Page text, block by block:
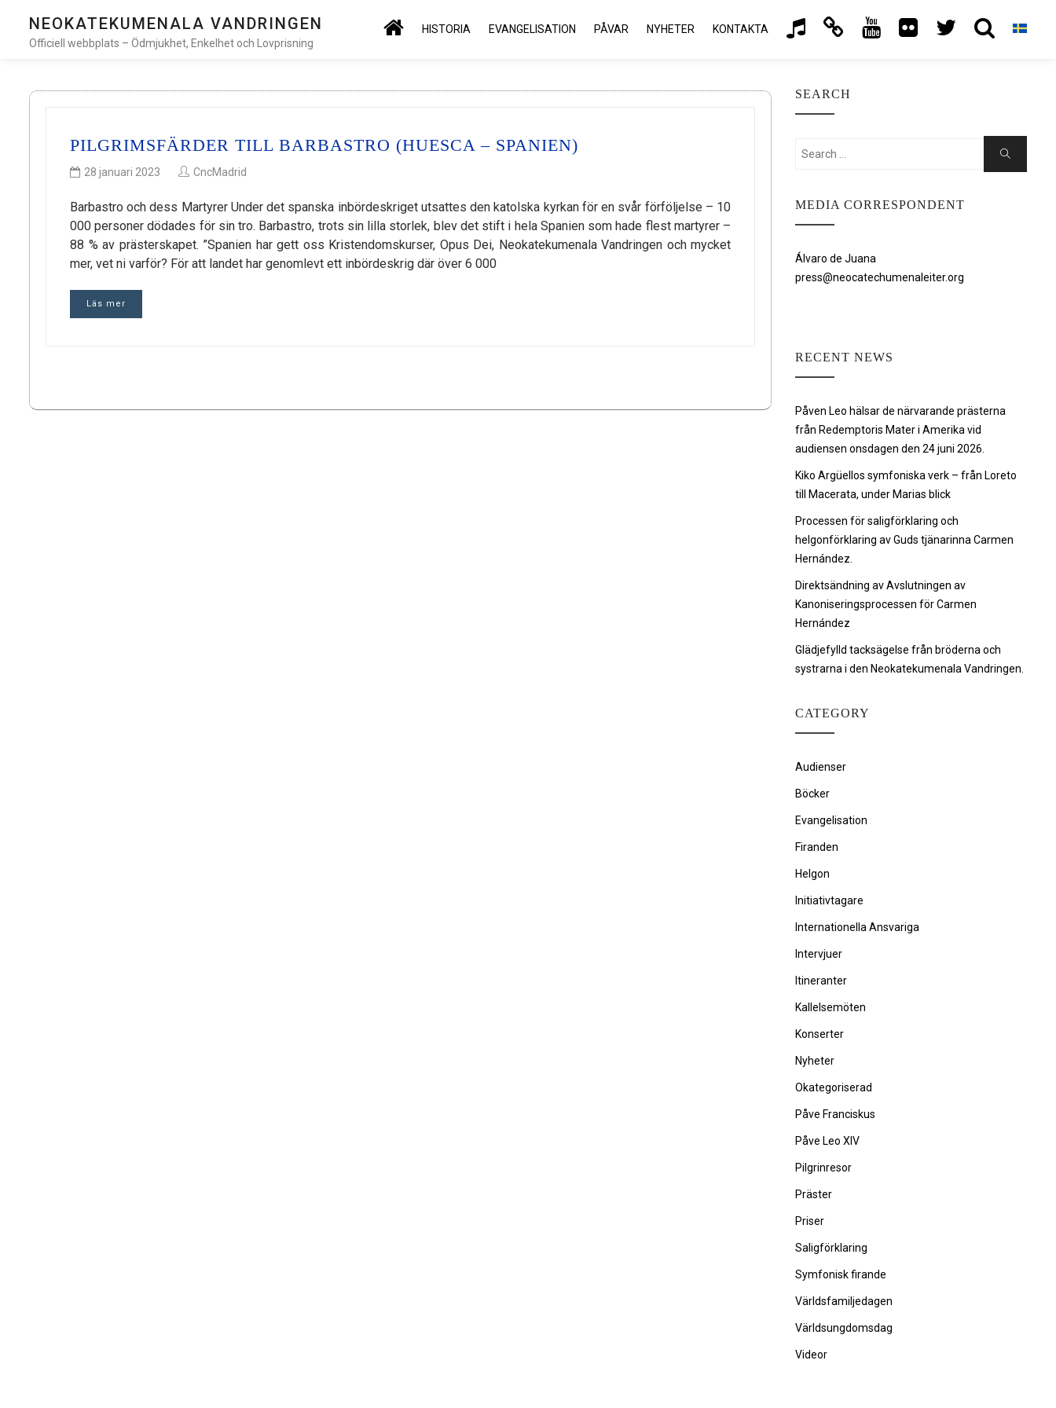
NEOKATEKUMENALA VANDRINGEN
Officiell webbplats – Ödmjukhet, Enkelhet och Lovprisning
HISTORIA EVANGELISATION PÅVAR NYHETER KONTAKTA
PILGRIMSFÄRDER TILL BARBASTRO (HUESCA – SPANIEN)
28 januari 2023 CncMadrid
Barbastro och dess Martyrer Under det spanska inbördeskriget utsattes den katolska kyrkan för en svår förföljelse – 10
000 personer dödades för sin tro. Barbastro, trots sin lilla storlek, blev det stift i hela Spanien som hade flest martyrer –
88 % av prästerskapet. ”Spanien har gett oss Kristendomskurser, Opus Dei, Neokatekumenala Vandringen och mycket
mer, vet ni varför? För att landet har genomlevt ett inbördeskrig där över 6 000
Läs mer
SEARCH
Search
Search
MEDIA CORRESPONDENT
Álvaro de Juana
press@neocatechumenaleiter.org
RECENT NEWS
Påven Leo hälsar de närvarande prästerna
från Redemptoris Mater i Amerika vid
audiensen onsdagen den 24 juni 2026.
Kiko Argüellos symfoniska verk – från Loreto
till Macerata, under Marias blick
Processen för saligförklaring och
helgonförklaring av Guds tjänarinna Carmen
Hernández.
Direktsändning av Avslutningen av
Kanoniseringsprocessen för Carmen
Hernández
Glädjefylld tacksägelse från bröderna och
systrarna i den Neokatekumenala Vandringen.
CATEGORY
Audienser
Böcker
Evangelisation
Firanden
Helgon
Initiativtagare
Internationella Ansvariga
Intervjuer
Itineranter
Kallelsemöten
Konserter
Nyheter
Okategoriserad
Påve Franciskus
Påve Leo XIV
Pilgrinresor
Präster
Priser
Saligförklaring
Symfonisk firande
Världsfamiljedagen
Världsungdomsdag
Videor